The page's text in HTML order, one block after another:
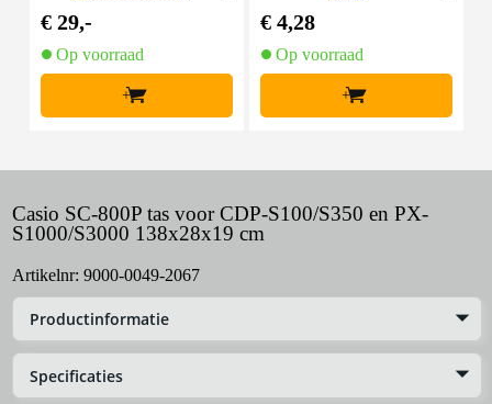
€ 29,-
Op voorraad
+
€ 4,28
Op voorraad
+
Casio SC-800P tas voor CDP-S100/S350 en PX-
S1000/S3000 138x28x19 cm
Artikelnr: 9000-0049-2067
Productinformatie
Specificaties